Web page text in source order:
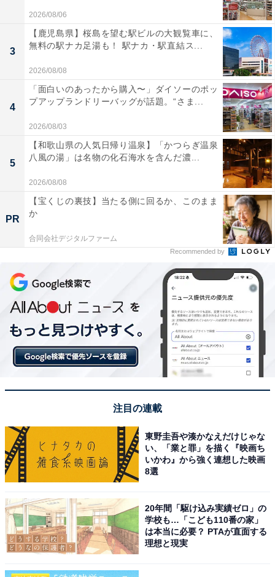
2026/08/06
3
【鹿児島県】桜島を望む駅ビルの大観覧車に、
無料の駅ナカ足湯も！ 駅ナカ・駅直結ス...
2026/08/08
4
「面白いのあったから購入〜」ダイソーのポッ
プアップランドリーバッグが話題。“さま...
2026/08/03
5
【和歌山県の人気日帰り温泉】「かつらぎ温泉
八風の湯」は名物の化石海水を含んだ濃...
2026/08/08
PR
【宝くじの裏技】当たる側に回るか、このまま
か
合同会社デジタルファーム
Recommended by
注目の連載
東野圭吾や湊かなえだけじゃな
い、「業と罪」を描く『映画ち
いかわ』から強く連想した映画
8選
20年間「駆け込み実績ゼロ」の
学校も…「こども110番の家」
は本当に必要？ PTAが直面する
理想と現実